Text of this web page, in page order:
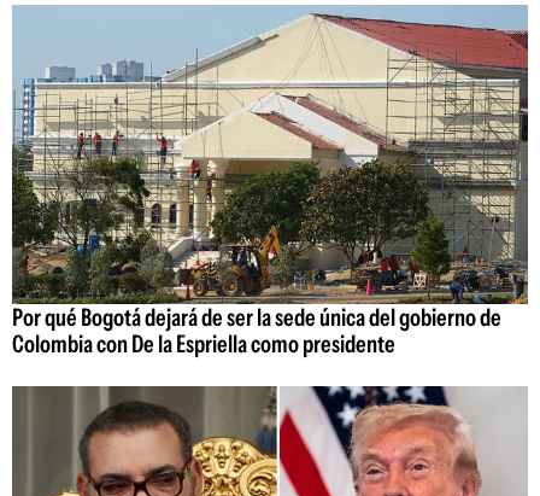
Por qué Bogotá dejará de ser la sede única del gobierno de
Colombia con De la Espriella como presidente